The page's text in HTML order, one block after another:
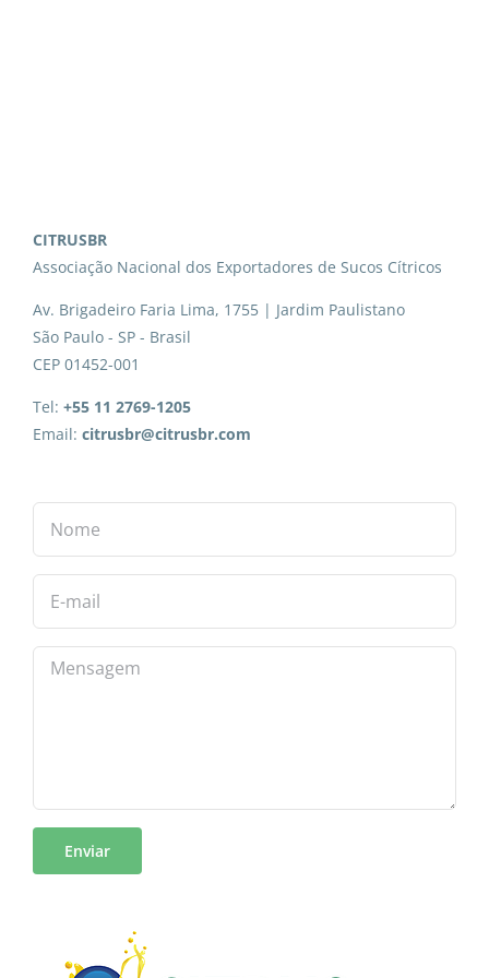
CITRUSBR
Associação Nacional dos Exportadores de Sucos Cítricos
Av. Brigadeiro Faria Lima, 1755 | Jardim Paulistano
São Paulo - SP - Brasil
CEP 01452-001
Tel: +55 11 2769-1205
Email: citrusbr@citrusbr.com